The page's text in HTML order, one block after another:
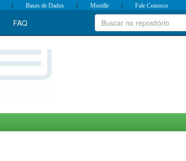
| Bases de Dados | Moodle | Fale Conosco
FAQ